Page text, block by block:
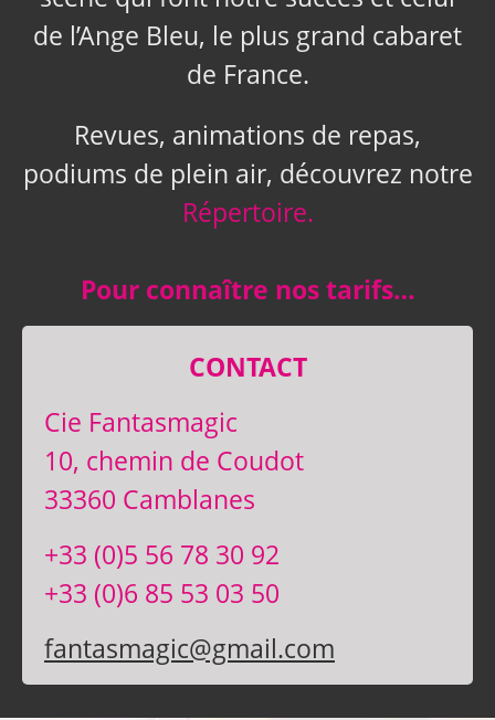
de l’Ange Bleu, le plus grand cabaret
de France.
Revues, animations de repas,
podiums de plein air, découvrez notre
Répertoire.
Pour connaître nos tarifs…
CONTACT
Cie Fantasmagic
10, chemin de Coudot
33360 Camblanes
+33 (0)5 56 78 30 92
+33 (0)6 85 53 03 50
fantasmagic@gmail.com